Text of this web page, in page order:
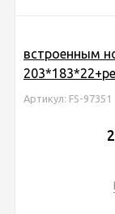
встроенным
Артикул: FS-97351